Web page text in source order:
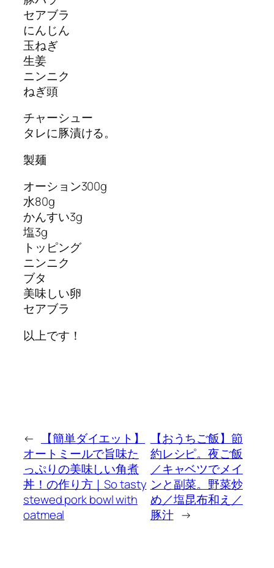
セアブラ
にんじん
玉ねぎ
生姜
ニンニク
ねぎ頭
チャーシュー
タレに豚漬ける。
製麺
オーション300g
水80g
かんすい3g
塩3g
トッピング
ニンニク
ブタ
美味しい卵
セアブラ
以上です！
←
【簡単ダイエット】
オートミールで旨味た
っぷりの美味しい角煮
丼！の作り方｜So tasty
stewed pork bowl with
oatmeal
【おうちご飯】節
約レシピ。夜ご飯
／キャベツでメイ
ンと副菜。野菜炒
め／塩昆布和え／
豚汁 →